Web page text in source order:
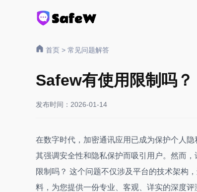
首页 > 常见问题解答
Safew有使用限制吗？
发布时间：2026-01-14
在数字时代，加密通讯应用已成为保护个人
其强调安全性和隐私保护而吸引用户。然而
限制吗？ 这个问题不仅涉及平台的技术架构
料，为您提供一份专业、客观、详实的深度